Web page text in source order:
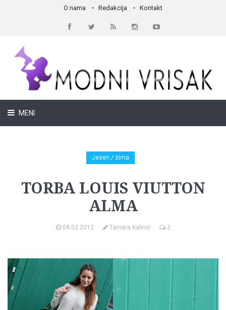
O nama Redakcija Kontakt
MENI
Jesen / zima
TORBA LOUIS VIUTTON
ALMA
09.02.2012 Tamara Kalinić 2